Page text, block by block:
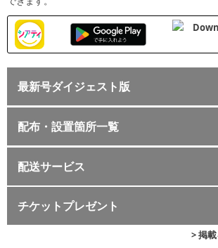
最新号ダイジェスト版
配布・設置箇所一覧
配送サービス
チケットプレゼント
> 掲